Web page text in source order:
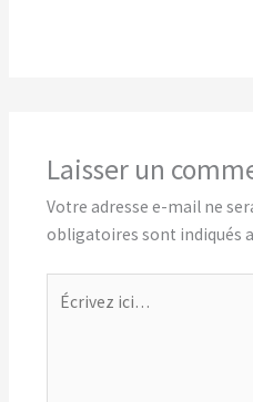
Laisser un
Votre adresse e-mail ne
obligatoires sont indiqués
ici…